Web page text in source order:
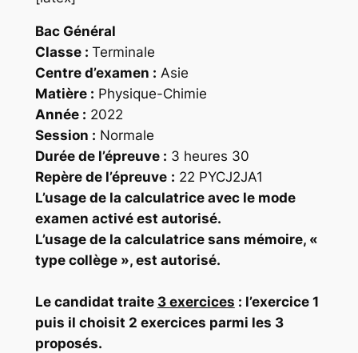
Bac Général
Classe : Terminale
Centre d’examen : Asie
Matière : Physique-Chimie
Année : 2022
Session : Normale
Durée de l’épreuve : 3 heures 30
Repère de l’épreuve : 22 PYCJ2JA1
L’usage de la calculatrice avec le mode
examen activé est autorisé.
L’usage de la calculatrice sans mémoire, «
type collège », est autorisé.
Le candidat traite 3 exercices : l’exercice 1
puis il choisit 2 exercices parmi les 3
proposés.